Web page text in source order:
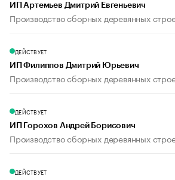
ИП Артемьев Дмитрий Евгеньевич
Производство сборных деревянных
ДЕЙСТВУЕТ
ИП Филиппов Дмитрий Юрьевич
Производство сборных деревянных
ДЕЙСТВУЕТ
ИП Горохов Андрей Борисович
Производство сборных деревянных
ДЕЙСТВУЕТ